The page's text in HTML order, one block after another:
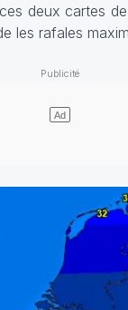
deux cartes
les rafales